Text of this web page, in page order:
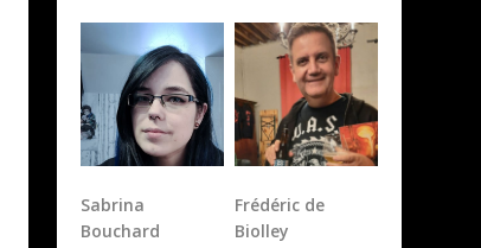
Sabrina
Bouchard
Frédéric de
Biolley